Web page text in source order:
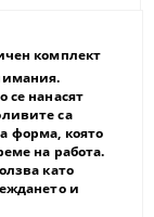
комплект
се нанасят
са
форма, която
на работа.
като
и